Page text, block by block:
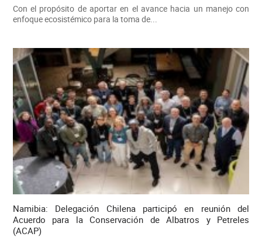
Con el propósito de aportar en el avance hacia un manejo con
enfoque ecosistémico para la toma de...
Namibia: Delegación Chilena participó en reunión del
Acuerdo para la Conservación de Albatros y Petreles
(ACAP)